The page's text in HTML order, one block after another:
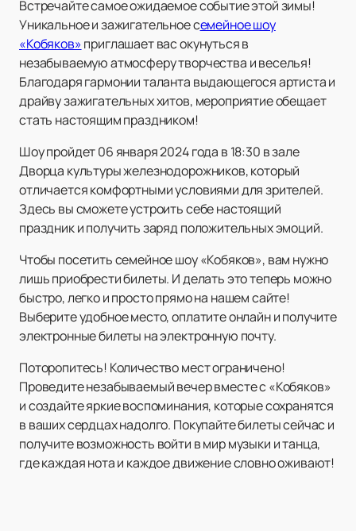
Встречайте самое ожидаемое событие этой зимы!
Уникальное и зажигательное семейное шоу
«Кобяков»приглашает вас окунуться в
незабываемую атмосферу творчества и веселья!
Благодаря гармонии таланта выдающегося артиста и
драйву зажигательных хитов, мероприятие обещает
стать настоящим праздником!
Шоу пройдет 06 января 2024 года в 18:30 в зале
Дворца культуры железнодорожников, который
отличается комфортными условиями для зрителей.
Здесь вы сможете устроить себе настоящий
праздник и получить заряд положительных эмоций.
Чтобы посетить семейное шоу «Кобяков», вам нужно
лишь приобрести билеты. И делать это теперь можно
быстро, легко и просто прямо на нашем сайте!
Выберите удобное место, оплатите онлайн и получите
электронные билеты на электронную почту.
Поторопитесь! Количество мест ограничено!
Проведите незабываемый вечер вместе с «Кобяков»
и создайте яркие воспоминания, которые сохранятся
в ваших сердцах надолго. Покупайте билеты сейчас и
получите возможность войти в мир музыки и танца,
где каждая нота и каждое движение словно оживают!